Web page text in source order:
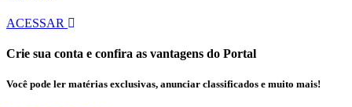
ACESSAR
Crie sua conta e confira as vantagens do Portal
Você pode ler matérias exclusivas, anunciar classificados e muito mais!